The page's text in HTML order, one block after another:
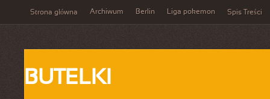
Strona główna Archiwum Berlin Liga pokemon Spis Treści
BUTELKI